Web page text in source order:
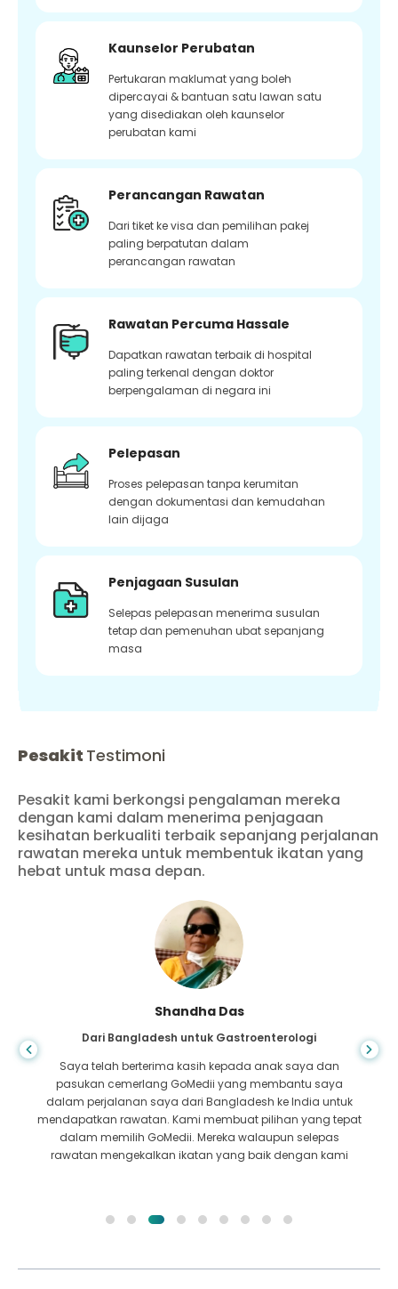
Kaunselor Perubatan
Pertukaran maklumat yang boleh
dipercayai & bantuan satu lawan satu
yang disediakan oleh kaunselor
perubatan kami
Perancangan Rawatan
Dari tiket ke visa dan pemilihan pakej
paling berpatutan dalam
perancangan rawatan
Rawatan Percuma Hassale
Dapatkan rawatan terbaik di hospital
paling terkenal dengan doktor
berpengalaman di negara ini
Pelepasan
Proses pelepasan tanpa kerumitan
dengan dokumentasi dan kemudahan
lain dijaga
Penjagaan Susulan
Selepas pelepasan menerima susulan
tetap dan pemenuhan ubat sepanjang
masa
Pesakit Testimoni
Pesakit kami berkongsi pengalaman mereka
dengan kami dalam menerima penjagaan
kesihatan berkualiti terbaik sepanjang perjalanan
rawatan mereka untuk membentuk ikatan yang
hebat untuk masa depan.
Shandha Das
Dari Bangladesh untuk Gastroenterologi
Saya telah berterima kasih kepada anak saya dan
pasukan cemerlang GoMedii yang membantu saya
dalam perjalanan saya dari Bangladesh ke India untuk
mendapatkan rawatan. Kami membuat pilihan yang tepat
dalam memilih GoMedii. Mereka walaupun selepas
rawatan mengekalkan ikatan yang baik dengan kami